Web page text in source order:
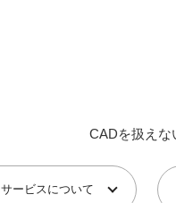
CADを扱えな
サービスについて